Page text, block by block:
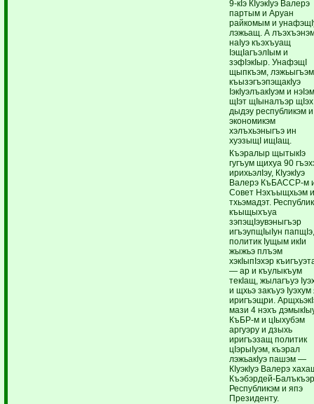
9-кIэ КIуэкIуэ Валерэ
партым и Аруан
райкомым и
лэжьащ. А
наIуэ къэхъуащ
IэщIагъэлIым и
зэфIэкIыр. УнафэщI
щыпкъэм,
къызэгъэпэщакIуэ
IэкIуэлъакIуэм и
щIэт щIыналъэр щIэх
дыдэу республикэм и
экономикэм
хэлъхьэныгъэ ин
хуэзыщI ищIащ.
Къэралыр щытыкIэ
гугъум щихуа 90
ирихьэлIэу, КIуэкIуэ
Валерэ КъБАССР-м
Совет Нэхъыщхьэм
тхьэмадэт.
къыщыхъуа
зэпэщIэувэныгъэр
игъэупщIыIун
политик Iущым икIи
жыжьэ плъэм
хэкIыпIэхэр
— ар и къулыкъум
текIащ, жылагъуэ
и щхьэ закъуэ Iуэхум
иригъэщри.
мази 4 нэхъ
КъБР-м и цIыхубэм
аргуэру и дзыхь
иригъэзащ политик
цIэрыIуэм, къэрал
лэжьакIуэ пашэм —
КIуэкIуэ Валерэ
Къэбэрдей-
Республикэм и япэ
Президенту.